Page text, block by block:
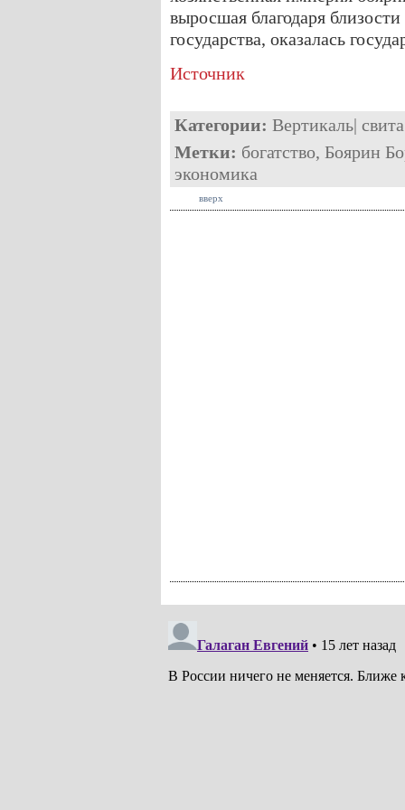
выросшая благодаря близости
государства, оказалась
Источник
Категории: Вертикаль| свита
Метки: богатство, Боярин
экономика
вверх